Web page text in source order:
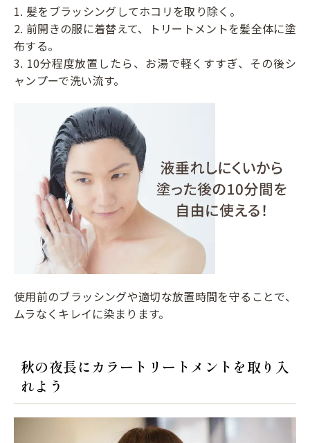
1. 髪をブラッシングしてホコリを取り除く。
2. 前開きの服に着替えて、トリートメントを髪全体に塗
布する。
3. 10分程度放置したら、お湯で軽くすすぎ、その後シ
ャンプーで洗い流す。
使用前のブラッシングや適切な放置時間を守ることで、
ムラなくキレイに染まります。
秋の夜長にカラートリートメントを取り入
れよう